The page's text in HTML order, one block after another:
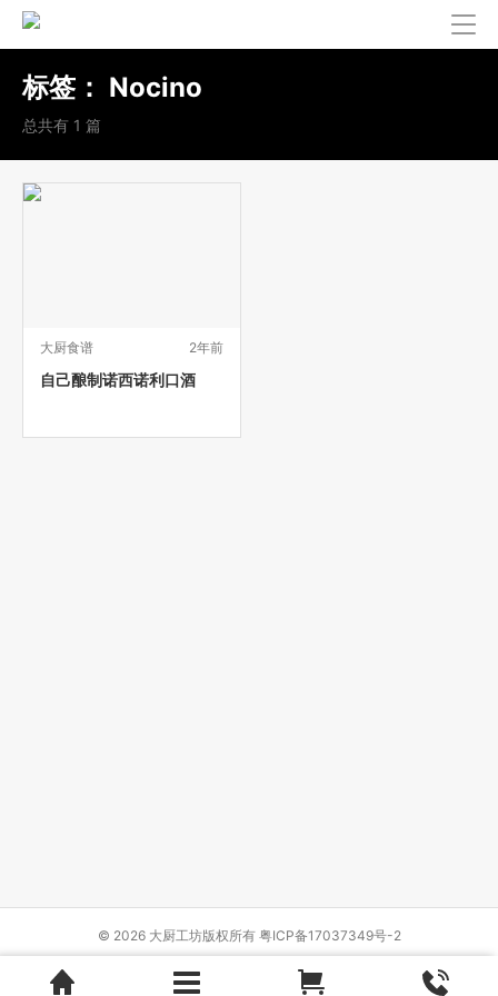
标签： Nocino
总共有 1 篇
大厨食谱 2年前
自己酿制诺西诺利口酒
© 2026 大厨工坊版权所有 粤ICP备17037349号-2